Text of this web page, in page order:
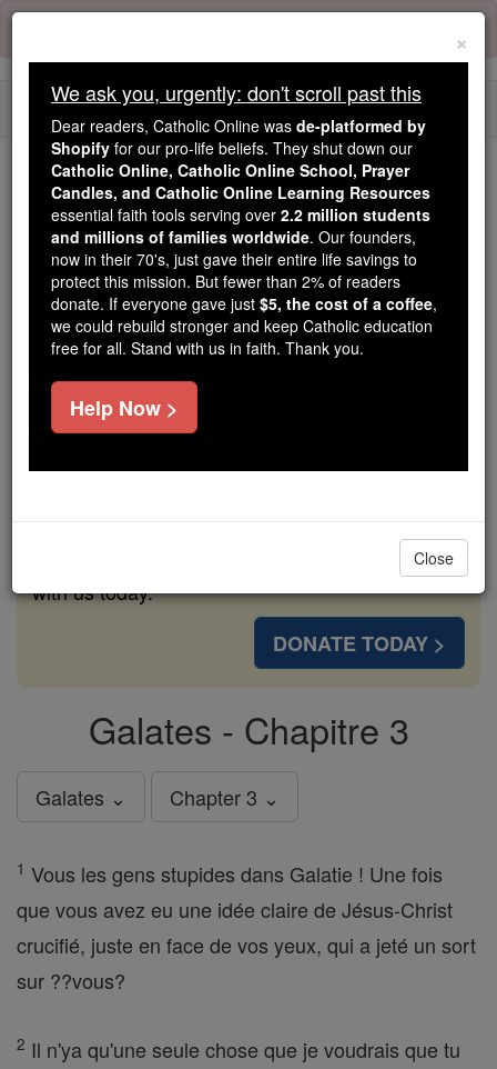
Skip
content
Because of You, 2.2 Million
Students Are Being Formed in the
Faith
Because of generous supporters like you,
Catholic Online School has already delivered
free, faithful Catholic education to over 2.2
million students across 193 countries. In an age
of noise and algorithms, you are helping form
souls with truth, prayer, Scripture, and Christ.
If everyone who reads this gave just $5 — the
families and keep this life-changing formation
free for all. Be Courageous. Be Catholic. Stand
with us today.
DONATE TODAY >
Galates - Chapitre 3
Galates ⌄ Chapter 3 ⌄
1 Vous les gens stupides dans Galatie ! Une fois
que vous avez eu une idée claire de Jésus-Christ
crucifié, juste en face de vos yeux, qui a jeté un sort
sur ??vous?
2 Il n'ya qu'une seule chose que je voudrais que tu
×
We ask you, urgently: don't scroll past this
Dear readers, Catholic Online was de-platformed by
Shopify for our pro-life beliefs. They shut down our
Catholic Online, Catholic Online School, Prayer
Candles, and Catholic Online Learning Resources
essential faith tools serving over 2.2 million students
and millions of families worldwide. Our founders,
now in their 70's, just gave their entire life savings to
protect this mission. But fewer than 2% of readers
donate. If everyone gave just $5, the cost of a coffee,
we could rebuild stronger and keep Catholic education
free for all. Stand with us in faith. Thank you.
Help Now >
Close